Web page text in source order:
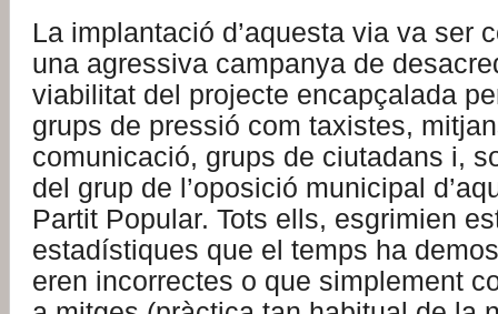
La implantació d’aquesta via va ser
una agressiva campanya de
viabilitat del projecte encapçalada
grups de pressió com taxistes,
comunicació, grups de ciutadans i,
del grup de l’oposició municipal
Partit Popular. Tots ells, esgrimien
estadístiques que el temps ha
eren incorrectes o que simplement